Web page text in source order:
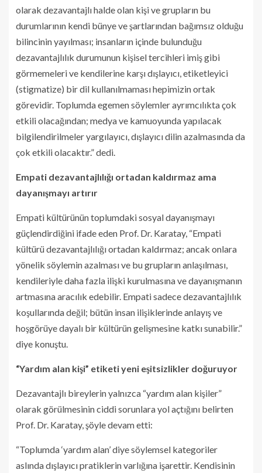
olarak dezavantajlı halde olan kişi ve grupların bu
durumlarının kendi bünye ve şartlarından bağımsız olduğu
bilincinin yayılması; insanların içinde bulunduğu
dezavantajlılık durumunun kişisel tercihleri imiş gibi
görmemeleri ve kendilerine karşı dışlayıcı, etiketleyici
(stigmatize) bir dil kullanılmaması hepimizin ortak
görevidir. Toplumda egemen söylemler ayrımcılıkta çok
etkili olacağından; medya ve kamuoyunda yapılacak
bilgilendirilmeler yargılayıcı, dışlayıcı dilin azalmasında da
çok etkili olacaktır.” dedi.
Empati dezavantajlılığı ortadan kaldırmaz ama
dayanışmayı artırır
Empati kültürünün toplumdaki sosyal dayanışmayı
güçlendirdiğini ifade eden Prof. Dr. Karatay, “Empati
kültürü dezavantajlılığı ortadan kaldırmaz; ancak onlara
yönelik söylemin azalması ve bu grupların anlaşılması,
kendileriyle daha fazla ilişki kurulmasına ve dayanışmanın
artmasına aracılık edebilir. Empati sadece dezavantajlılık
koşullarında değil; bütün insan ilişiklerinde anlayış ve
hoşgörüye dayalı bir kültürün gelişmesine katkı sunabilir.”
diye konuştu.
“Yardım alan kişi” etiketi yeni eşitsizlikler doğuruyor
Dezavantajlı bireylerin yalnızca “yardım alan kişiler”
olarak görülmesinin ciddi sorunlara yol açtığını belirten
Prof. Dr. Karatay, şöyle devam etti:
“Toplumda ‘yardım alan’ diye söylemsel kategoriler
aslında dışlayıcı pratiklerin varlığına işarettir. Kendisinin